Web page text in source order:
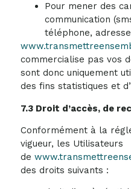
Pour mener des
communication
téléphone,
commercialise pas vos
sont donc uniquement
des fins statistiques et
7.3 Droit d’accès, de
Conformément à la
vigueur, les Utilisateurs
de
des droits suivants :